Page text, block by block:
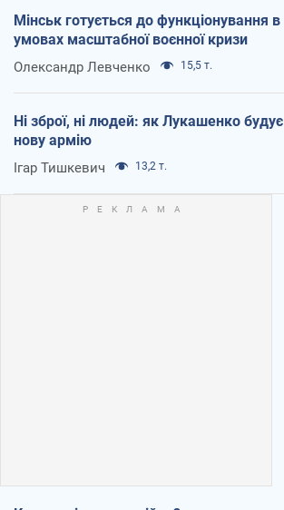
Мінськ готується до функціонування в
умовах масштабної воєнної кризи
Олександр Левченко 15,5 т.
Ні зброї, ні людей: як Лукашенко будує
нову армію
Ігар Тишкевич 13,2 т.